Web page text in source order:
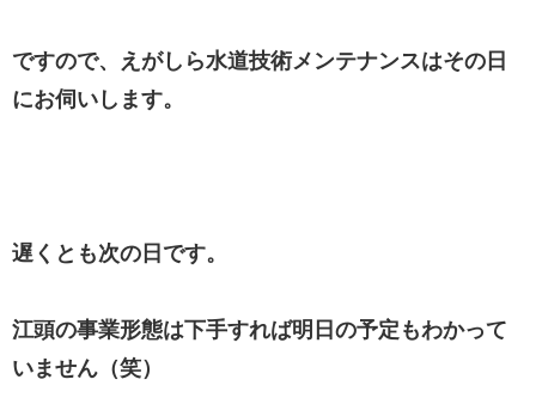
ですので、えがしら水道技術メンテナンスはその日
にお伺いします。
遅くとも次の日です。
江頭の事業形態は下手すれば明日の予定もわかって
いません（笑）